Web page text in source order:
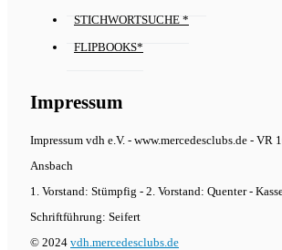
STICHWORTSUCHE *
FLIPBOOKS*
Impressum
Impressum vdh e.V. - www.mercedesclubs.de - VR
Ansbach
1. Vorstand: Stümpfig - 2. Vorstand: Quenter -
Schriftführung: Seifert
© 2024 vdh.mercedesclubs.de